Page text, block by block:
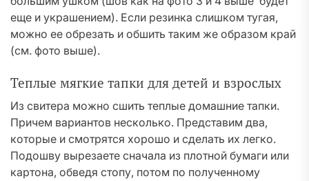
еще и украшением). Если резинка слишком тугая,
можно ее обрезать и обшить таким же образом край
(см. фото выше).
Теплые мягкие тапки для детей и взрослых
Из свитера можно сшить теплые домашние тапки.
Причем вариантов несколько. Представим два,
которые и смотрятся хорошо и сделать их легко.
Подошву вырезаете сначала из плотной бумаги или
картона, обведя стопу, потом по полученному